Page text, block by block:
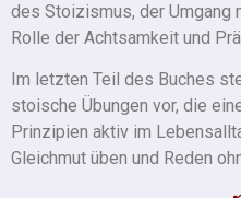
des Stoizismus, der Umgang
Rolle der Achtsamkeit und
Im letzten Teil des Buches
stoische Übungen vor, die
Prinzipien aktiv im
Gleichmut üben und Reden